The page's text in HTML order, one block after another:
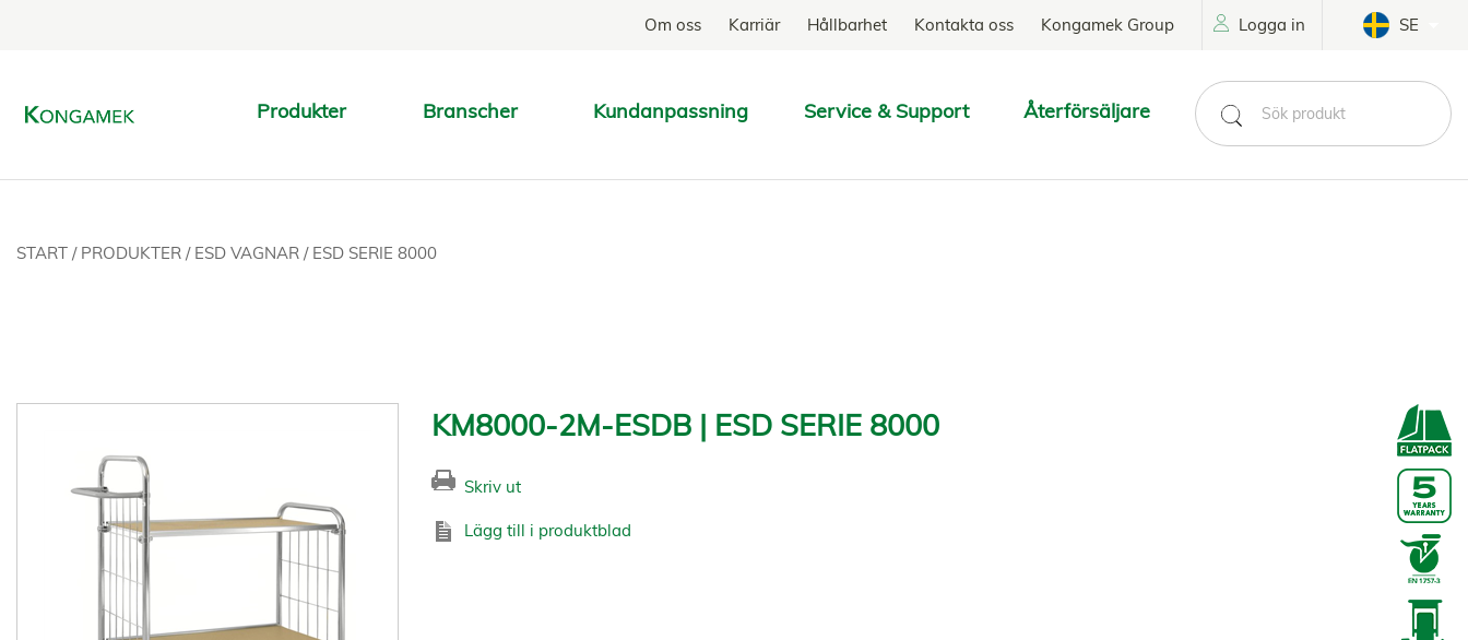
Om oss Karriär Hållbarhet Kontakta oss Kongamek Group Logga in SE
Produkter Branscher Kundanpassning Service & Support Återförsäljare
SÖK
START / PRODUKTER / ESD VAGNAR / ESD SERIE 8000
KM8000-2M-ESDB | ESD SERIE 8000
Skriv ut
Lägg till i produktblad